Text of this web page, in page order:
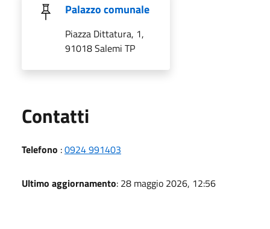
Palazzo comunale
Piazza Dittatura, 1,
91018 Salemi TP
Contatti
Telefono :0924 991403
Ultimo aggiornamento: 28 maggio 2026, 12:56